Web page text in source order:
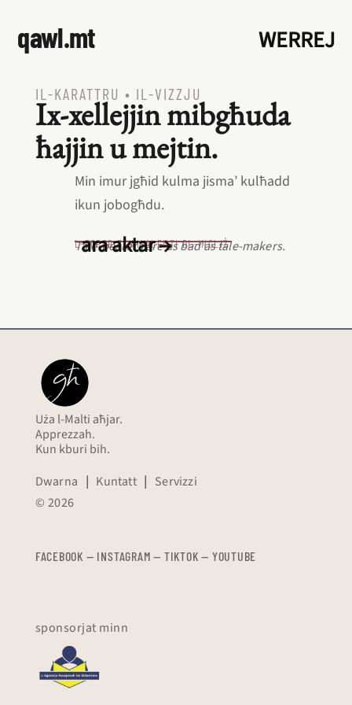
qawl.mt WERREJ
IL‑KARATTRU • IL‑VIZZJU
Ix‑xellejjin mibgħuda
ħajjin u mejtin.
Min imur jgħid kulma jisma’ kulħadd
ikun jobogħdu.
L‑EQREB EKWIVALENTI BL‑INGLIŻ
Tale-bearers are as bad as tale-makers.
ara aktar →
Uża l-Malti aħjar.
Apprezzah.
Kun kburi bih.
Dwarna | Kuntatt | Servizzi
© 2026
FACEBOOK — INSTAGRAM — TIKTOK — YOUTUBE
sponsorjat minn